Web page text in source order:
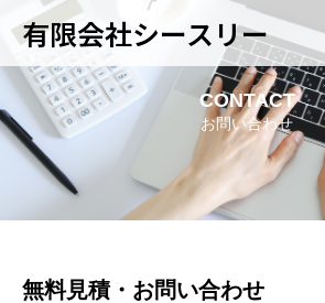
有限会社シースリー
CONTACT
お問い合わせ
無料見積・お問い合わせ